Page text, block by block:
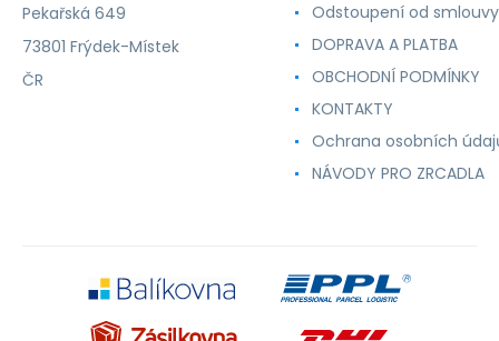
Pekařská 649
73801 Frýdek-Místek
ČR
Odstoupení od smlouvy
DOPRAVA A PLATBA
OBCHODNÍ PODMÍNKY
KONTAKTY
Ochrana osobních
NÁVODY PRO ZRCADLA